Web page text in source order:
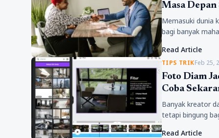
Masa
Memasuki dunia
bagi banyak
semakin
Read Article
TIPS TRIKFeb 25,
Foto Diam
Coba
Banyak kreator
tetapi bingung
Padahal, dengan
Read Article